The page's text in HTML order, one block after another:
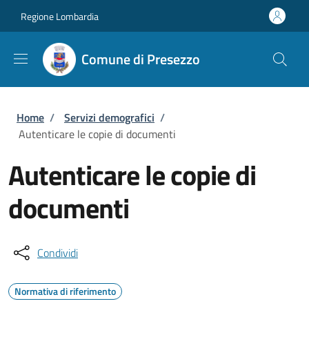
Regione Lombardia
Comune di Presezzo
Briciole di pane
Home / Servizi demografici /
Autenticare le copie di documenti
Autenticare le copie di
documenti
Condividi
Normativa di riferimento